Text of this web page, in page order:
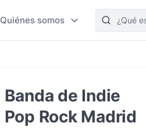
Quiénes somos
Banda de Indie
Pop Rock Madrid